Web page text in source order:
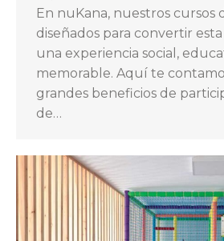
En nuKana, nuestros cursos
diseñados para convertir
una experiencia social,
memorable. Aquí te
grandes beneficios de
de…